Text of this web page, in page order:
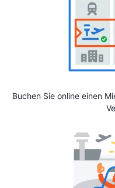
Buchen Sie online einen